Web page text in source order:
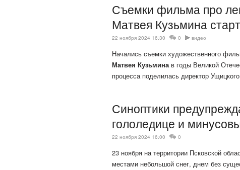
Съемки фильма про
Матвея Кузьмина
22 ноября 2024 16:30 0 видео
Начались съемки художественного
Матвея Кузьмина в годы Великой
процесса поделилась директор
Синоптики
гололедице и
22 ноября 2024 16:00 0
23 ноября на территории Псковской
местами небольшой снег, днем без